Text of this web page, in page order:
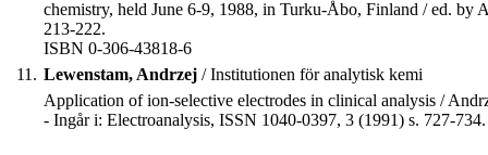
chemistry, held June 6-9, 1988, in Turku-Åbo, Finland / ed. by
213-222.
ISBN 0-306-43818-6
11. Lewenstam, Andrzej / Institutionen för analytisk kemi
Application of ion-selective electrodes in clinical analysis /
- Ingår i: Electroanalysis, ISSN 1040-0397, 3 (1991) s. 727-734.